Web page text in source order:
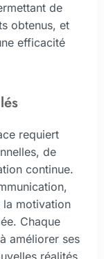
de
obtenus, et
efficacité
requiert
de
continue.
la motivation
Chaque
améliorer ses
réalités